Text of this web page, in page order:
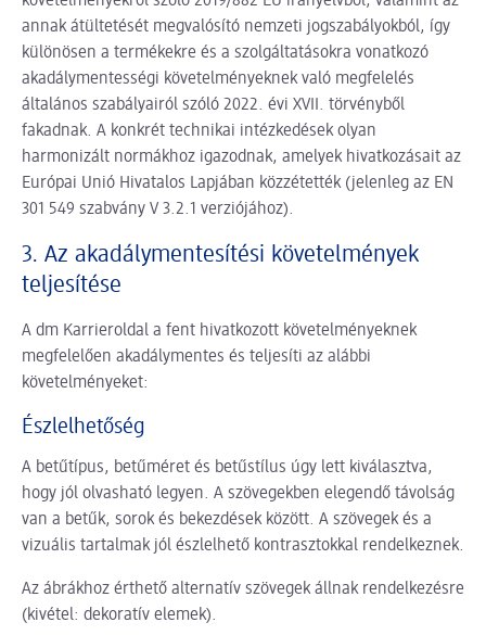
annak átültetését megvalósító nemzeti jogszabályokból, így
különösen a termékekre és a szolgáltatásokra vonatkozó
akadálymentességi követelményeknek való megfelelés
általános szabályairól szóló 2022. évi XVII. törvényből
fakadnak. A konkrét technikai intézkedések olyan
harmonizált normákhoz igazodnak, amelyek hivatkozásait az
Európai Unió Hivatalos Lapjában közzétették (jelenleg az EN
301 549 szabvány V 3.2.1 verziójához).
3. Az akadálymentesítési követelmények
teljesítése
A dm Karrieroldal a fent hivatkozott követelményeknek
megfelelően akadálymentes és teljesíti az alábbi
követelményeket:
Észlelhetőség
A betűtípus, betűméret és betűstílus úgy lett kiválasztva,
hogy jól olvasható legyen. A szövegekben elegendő távolság
van a betűk, sorok és bekezdések között. A szövegek és a
vizuális tartalmak jól észlelhető kontrasztokkal rendelkeznek.
Az ábrákhoz érthető alternatív szövegek állnak rendelkezésre
(kivétel: dekoratív elemek).